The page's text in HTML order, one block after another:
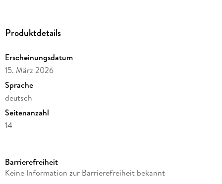
Aufhänger versehen.
Produktdetails
Erscheinungsdatum
15. März 2026
Sprache
deutsch
Seitenanzahl
14
Produktart
Barrierefreiheit
Keine Information zur Barrierefreiheit bekannt